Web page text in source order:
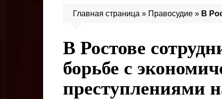
Главная страница » Правосудие » В
В Ростове
борьбе с
преступлениями